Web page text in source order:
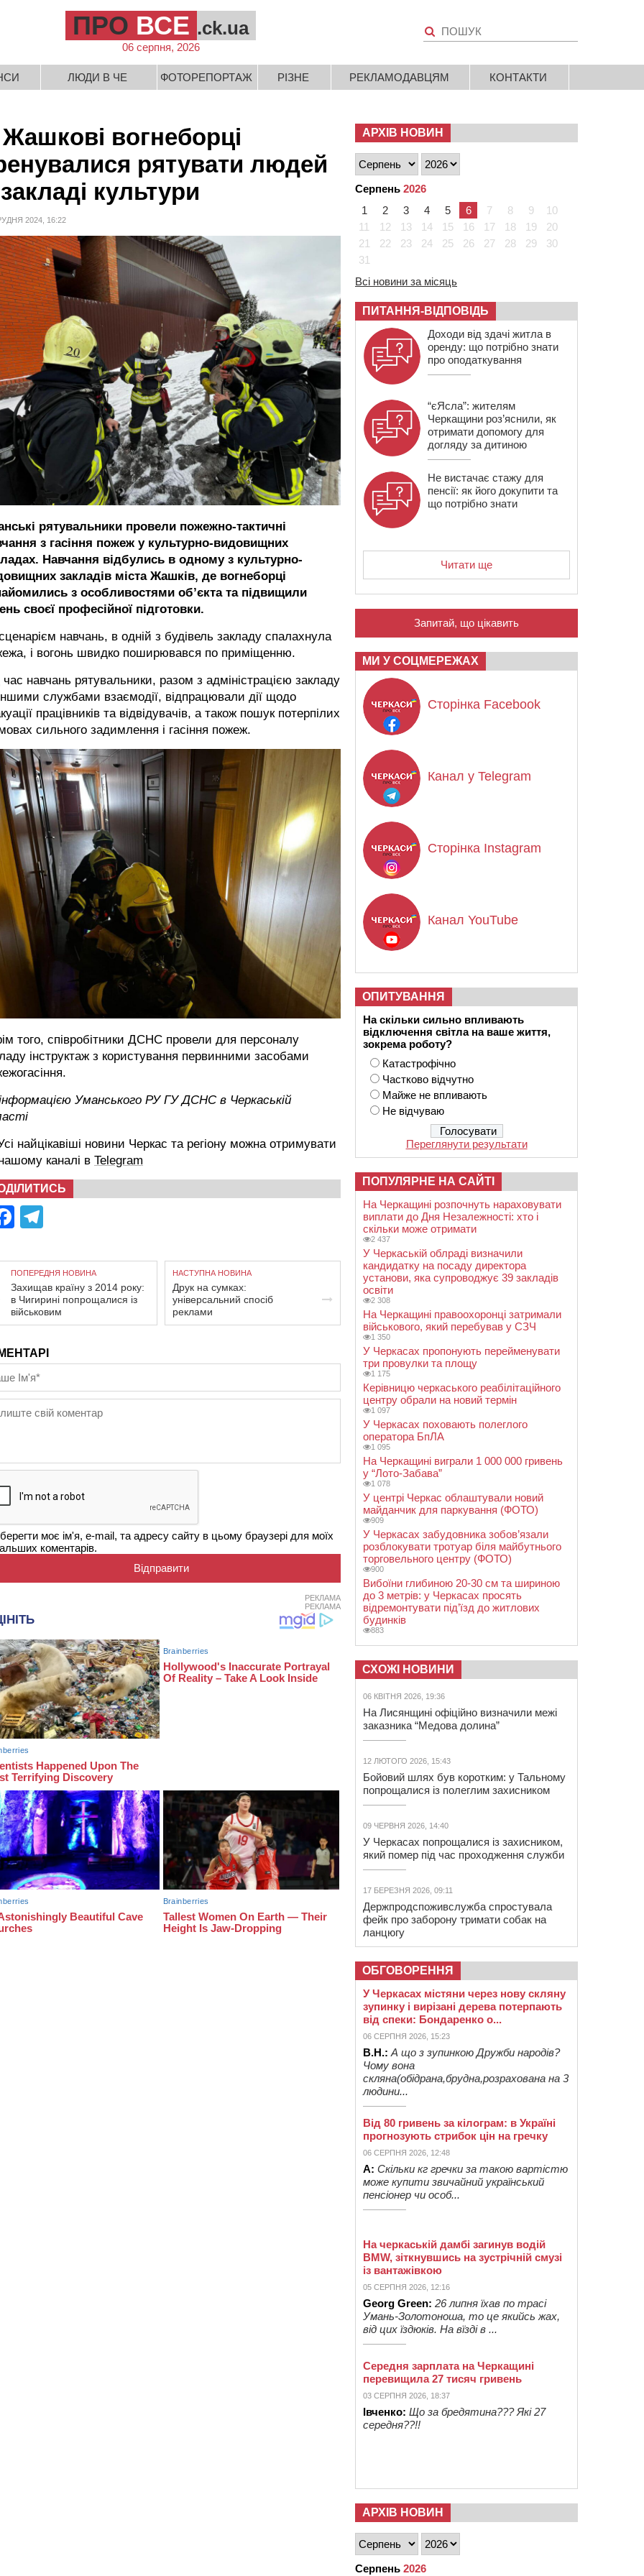
ПРО ВСЕ .ck.ua
06 серпня, 2026
ЛЮДИ В ЧЕ ФОТОРЕПОРТАЖ РІЗНЕ РЕКЛАМОДАВЦЯМ КОНТАКТИ
вогнеборці
рятувати людей
культури
2024, 16:22
рятувальники провели пожежно-тактичні
з гасіння пожеж у культурно-видовищних
Навчання відбулись в одному з культурно-
закладів міста Жашків, де вогнеборці
з особливостями об’єкта та підвищили
своєї професійної підготовки.
навчань, в одній з будівель закладу спалахнула
і вогонь швидко поширювався по приміщенню.
час навчань рятувальники, разом з адміністрацією закладу
службами взаємодії, відпрацювали дії щодо
працівників та відвідувачів, а також пошук потерпілих
сильного задимлення і гасіння пожеж.
того, співробітники ДСНС провели для персоналу
інструктаж з користування первинними засобами
Уманського РУ ГУ ДСНС в Черкаській
найцікавіші новини Черкас та регіону можна отримувати
каналі в Telegram
Facebook
ПОПЕРЕДНЯ НОВИНА
Захищав країну з 2014 року:
в Чигирині попрощалися із
військовим
НАСТУПНА НОВИНА
Друк на сумках:
універсальний спосіб
реклами
моє ім'я, e-mail, та адресу сайту в цьому браузері для моїх
коментарів.
РЕКЛАМА
РЕКЛАМА
АРХІВ НОВИН
Серпень 2026
1
2 3 4 5 6 7 8 9
10
11
12 13 14 15 16 17 18 19
20
21
22 23 24 25 26 27 28 29
30
31
Всі новини за місяць
ПИТАННЯ-ВІДПОВІДЬ
Доходи від здачі житла в
оренду: що потрібно знати
про оподаткування
“єЯсла”: жителям
Черкащини роз’яснили, як
отримати допомогу для
догляду за дитиною
Не вистачає стажу для
пенсії: як його докупити та
що потрібно знати
Читати ще
Запитай, що цікавить
МИ У СОЦМЕРЕЖАХ
Сторінка Facebook
Канал у Telegram
Сторінка Instagram
Канал YouTube
ОПИТУВАННЯ
На скільки сильно впливають
відключення світла на ваше життя,
зокрема роботу?
Катастрофічно
Частково відчутно
Майже не впливають
Не відчуваю
Переглянути результати
ПОПУЛЯРНЕ НА САЙТІ
На Черкащині розпочнуть нараховувати
виплати до Дня Незалежності: хто і
скільки може отримати
2 437
У Черкаській облраді визначили
кандидатку на посаду директора
установи, яка супроводжує 39 закладів
освіти
2 308
На Черкащині правоохоронці затримали
військового, який перебував у СЗЧ
1 350
У Черкасах пропонують перейменувати
три провулки та площу
1 175
Керівницю черкаського реабілітаційного
центру обрали на новий термін
1 097
У Черкасах поховають полеглого
оператора БпЛА
1 095
На Черкащині виграли 1 000 000 гривень
у “Лото-Забава”
1 078
У центрі Черкас облаштували новий
майданчик для паркування (ФОТО)
909
У Черкасах забудовника зобов’язали
розблокувати тротуар біля майбутнього
торговельного центру (ФОТО)
900
Вибоїни глибиною 20-30 см та шириною
до 3 метрів: у Черкасах просять
відремонтувати під’їзд до житлових
будинків
883
СХОЖІ НОВИНИ
06 КВІТНЯ 2026, 19:36
На Лисянщині офіційно визначили межі
заказника “Медова долина”
12 ЛЮТОГО 2026, 15:43
Бойовий шлях був коротким: у Тальному
попрощалися із полеглим захисником
09 ЧЕРВНЯ 2026, 14:40
У Черкасах попрощалися із захисником,
який помер під час проходження служби
17 БЕРЕЗНЯ 2026, 09:11
Держпродспоживслужба спростувала
фейк про заборону тримати собак на
ланцюгу
ОБГОВОРЕННЯ
У Черкасах містяни через нову скляну
зупинку і вирізані дерева потерпають
від спеки: Бондаренко о...
06 СЕРПНЯ 2026, 15:23
В.Н.: А що з зупинкою Дружби народів?
Чому вона
скляна(обідрана,брудна,розрахована на 3
людини...
Від 80 гривень за кілограм: в Україні
прогнозують стрибок цін на гречку
06 СЕРПНЯ 2026, 12:48
А: Скільки кг гречки за такою вартістю
може купити звичайний український
пенсіонер чи особ...
На черкаській дамбі загинув водій
BMW, зіткнувшись на зустрічній смузі
із вантажівкою
05 СЕРПНЯ 2026, 12:16
Georg Green: 26 липня їхав по трасі
Умань-Золотоноша, то це якийсь жах,
від цих їздюків. На вїзді в ...
Середня зарплата на Черкащині
перевищила 27 тисяч гривень
03 СЕРПНЯ 2026, 18:37
Івченко: Що за бредятина??? Які 27
середня??!!
АРХІВ НОВИН
Серпень 2026